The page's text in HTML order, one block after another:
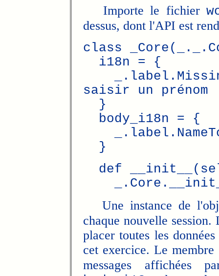
Importe le fichier
dessus, dont l'API est
class
i18n = {
saisir un prénom
}
body_i18n = {
}
def
Une instance de
chaque nouvelle
placer toutes les
cet exercice. Le membre
messages affichées